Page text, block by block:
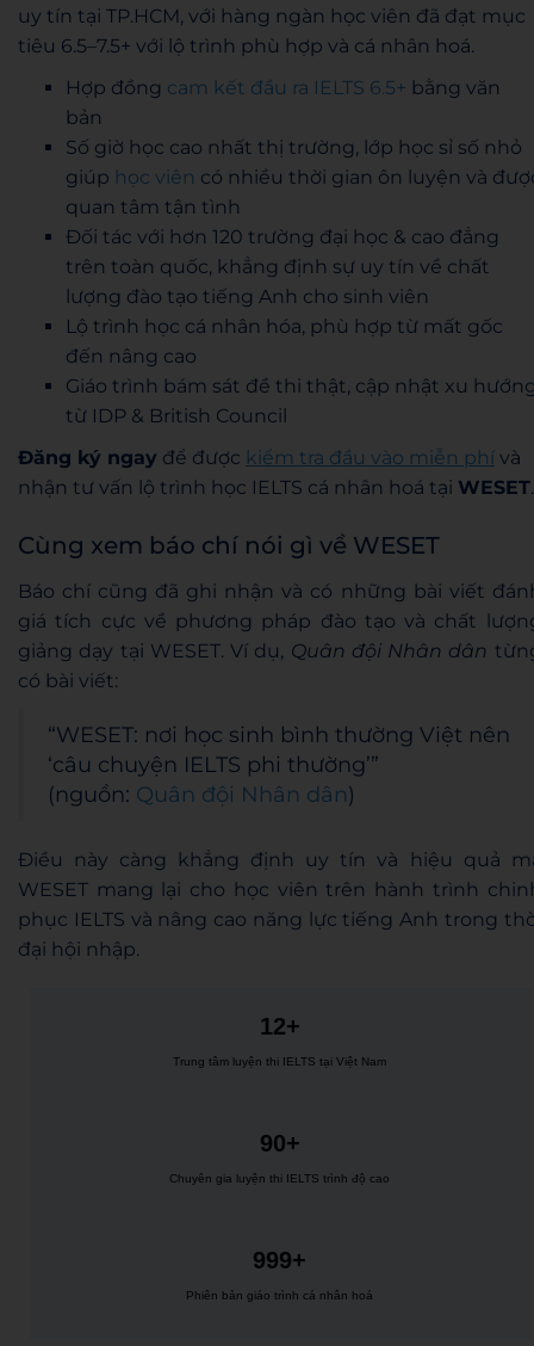
uy tín tại TP.HCM, với hàng ngàn học viên đã đạt mục
tiêu 6.5–7.5+ với lộ trình phù hợp và cá nhân hoá.
Hợp đồng cam kết đầu ra IELTS 6.5+ bằng văn
bản
Số giờ học cao nhất thị trường, lớp học sỉ số nhỏ
giúp học viên có nhiều thời gian ôn luyện và
quan tâm tận tình
Đối tác với hơn 120 trường đại học & cao đẳng
trên toàn quốc, khẳng định sự uy tín về chất
lượng đào tạo tiếng Anh cho sinh viên
Lộ trình học cá nhân hóa, phù hợp từ mất gốc
đến nâng cao
Giáo trình bám sát đề thi thật, cập nhật xu
từ IDP & British Council
Đăng ký ngay để được kiểm tra đầu vào miễn phí và
nhận tư vấn lộ trình học IELTS cá nhân hoá tại WESET.
Cùng xem báo chí nói gì về WESET
Báo chí cũng đã ghi nhận và có những bài viết
giá tích cực về phương pháp đào tạo và chất
giảng dạy tại WESET. Ví dụ, Quân đội Nhân dân
có bài viết:
“WESET: nơi học sinh bình thường Việt nên
‘câu chuyện IELTS phi thường’”
(nguồn: Quân đội Nhân dân)
Điều này càng khẳng định uy tín và hiệu quả
WESET mang lại cho học viên trên hành trình
phục IELTS và nâng cao năng lực tiếng Anh trong
đại hội nhập.
12+
Trung tâm luyện thi IELTS tại Việt Nam
90+
Chuyên gia luyện thi IELTS trình độ cao
999+
Phiên bản giáo trình cá nhân hoá